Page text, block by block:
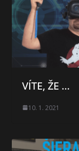
VÍTE, ŽE …
10. 1. 2021